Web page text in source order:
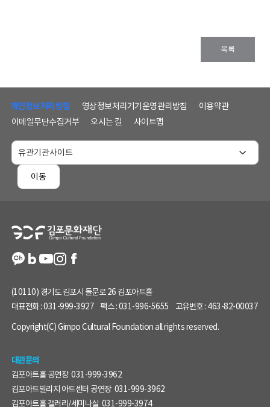
목록
개인정보처리방침 영상정보처리기기운영관리방침
이용약관
이메일무단수집거부
오시는 길 사이트맵
이동
(10110) 경기도 김포시 돌문로 26 김포아트홀
대표전화 :031-999-3927 팩스 :031-996-5655 고유번호 : 463-82-00037
Copyright(C) Gimpo Cultural Foundation all rights reserved.
대관문의
김포아트홀 공연장 031-999-3962
김포아트빌리지 아트센터 공연장 031-999-3962
김포아트홀 갤러리/세미나실 031-999-3974